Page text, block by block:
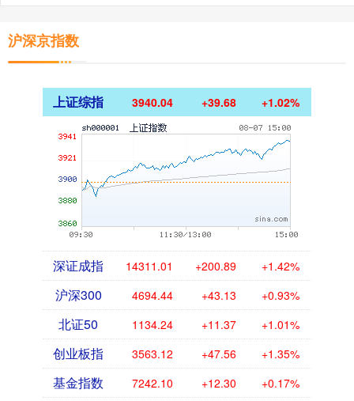
沪深京指数
上证综指 3940.04 +39.68 +1.02%
深证成指 14311.01 +200.89 +1.42%
沪深300 4694.44 +43.13 +0.93%
北证50 1134.24 +11.37 +1.01%
创业板指 3563.12 +47.56 +1.35%
基金指数 7242.10 +12.30 +0.17%